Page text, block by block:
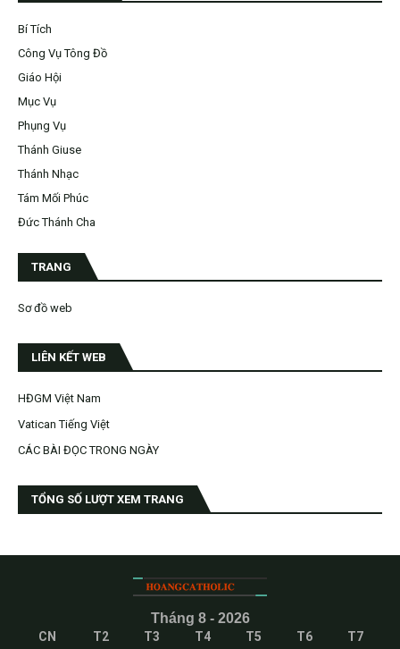
Bí Tích
Công Vụ Tông Đồ
Giáo Hội
Mục Vụ
Phụng Vụ
Thánh Giuse
Thánh Nhạc
Tám Mối Phúc
Đức Thánh Cha
TRANG
Sơ đồ web
LIÊN KẾT WEB
HĐGM Việt Nam
Vatican Tiếng Việt
CÁC BÀI ĐỌC TRONG NGÀY
TỔNG SỐ LƯỢT XEM TRANG
Tháng 8 - 2026
CN T2 T3 T4 T5 T6
T7